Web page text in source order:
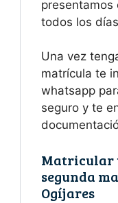
presentamos
todos los
Una vez
matrícula te
whatsapp
seguro y te
Matricular
segunda
Ogíjares